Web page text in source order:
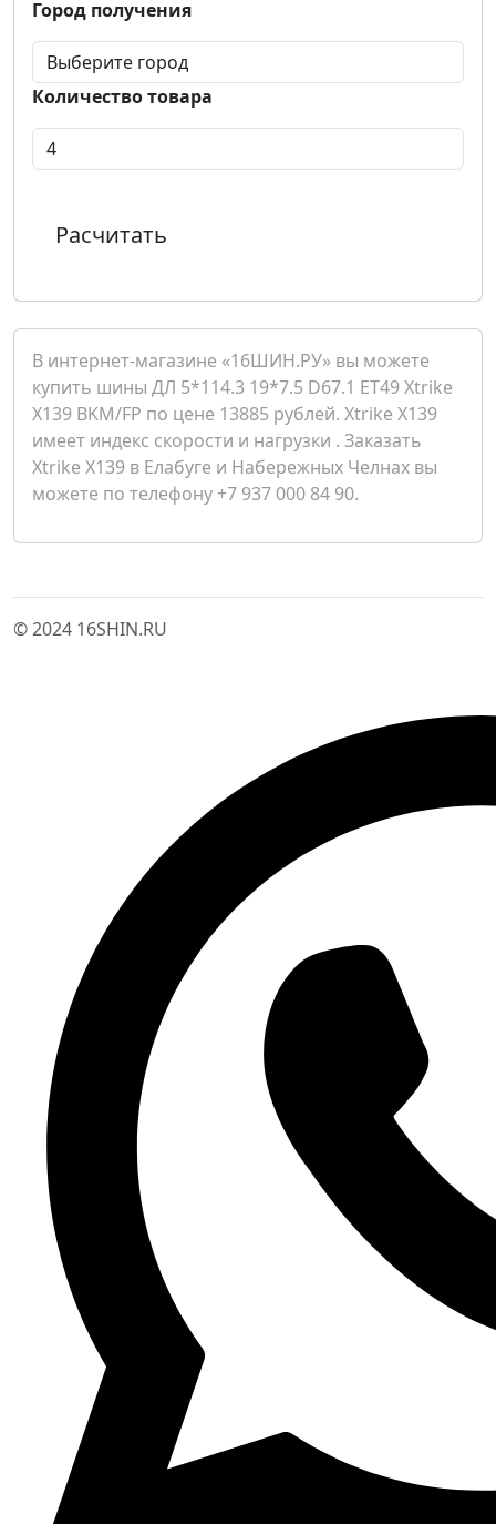
Город получения
Количество товара
Расчитать
В интернет-магазине «16ШИН.РУ» вы можете
купить шины ДЛ 5*114.3 19*7.5 D67.1 ET49 Xtrike
X139 BKM/FP по цене 13885 рублей. Xtrike X139
имеет индекс скорости и нагрузки . Заказать
Xtrike X139 в Елабуге и Набережных Челнах вы
можете по телефону +7 937 000 84 90.
© 2024 16SHIN.RU